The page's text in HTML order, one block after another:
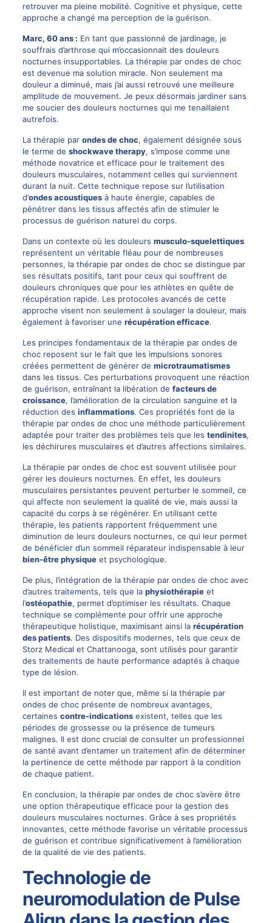
retrouver ma pleine mobilité. Cognitive et physique, cette
approche a changé ma perception de la guérison.
Marc, 60 ans : En tant que passionné de jardinage, je
souffrais d’arthrose qui m’occasionnait des douleurs
nocturnes insupportables. La thérapie par ondes de choc
est devenue ma solution miracle. Non seulement ma
douleur a diminué, mais j’ai aussi retrouvé une meilleure
amplitude de mouvement. Je peux désormais jardiner sans
me soucier des douleurs nocturnes qui me tenaillaient
autrefois.
La thérapie par ondes de choc, également désignée sous
le terme de shockwave therapy, s’impose comme une
méthode novatrice et efficace pour le traitement des
douleurs musculaires, notamment celles qui surviennent
durant la nuit. Cette technique repose sur l’utilisation
d’ondes acoustiquesà haute énergie, capables de
pénétrer dans les tissus affectés afin de stimuler le
processus de guérison naturel du corps.
Dans un contexte où les douleurs musculo-squelettiques
représentent un véritable fléau pour de nombreuses
personnes, la thérapie par ondes de choc se distingue par
ses résultats positifs, tant pour ceux qui souffrent de
douleurs chroniques que pour les athlètes en quête de
récupération rapide. Les protocoles avancés de cette
approche visent non seulement à soulager la douleur, mais
également à favoriser une récupération efficace.
Les principes fondamentaux de la thérapie par ondes de
choc reposent sur le fait que les impulsions sonores
créées permettent de générer de microtraumatismes
dans les tissus. Ces perturbations provoquent une réaction
de guérison, entraînant la libération de facteurs de
croissance, l’amélioration de la circulation sanguine et la
réduction des inflammations. Ces propriétés font de la
thérapie par ondes de choc une méthode particulièrement
adaptée pour traiter des problèmes tels que les tendinites,
les déchirures musculaires et d’autres affections similaires.
La thérapie par ondes de choc est souvent utilisée pour
gérer les douleurs nocturnes. En effet, les douleurs
musculaires persistantes peuvent perturber le sommeil, ce
qui affecte non seulement la qualité de vie, mais aussi la
capacité du corps à se régénérer. En utilisant cette
thérapie, les patients rapportent fréquemment une
diminution de leurs douleurs nocturnes, ce qui leur permet
de bénéficier d’un sommeil réparateur indispensable à leur
bien-être physiqueet psychologique.
De plus, l’intégration de la thérapie par ondes de choc avec
d’autres traitements, tels que la physiothérapieet
l’ostéopathie, permet d’optimiser les résultats. Chaque
technique se complémente pour offrir une approche
thérapeutique holistique, maximisant ainsi la récupération
des patients. Des dispositifs modernes, tels que ceux de
Storz Medical et Chattanooga, sont utilisés pour garantir
des traitements de haute performance adaptés à chaque
type de lésion.
Il est important de noter que, même si la thérapie par
ondes de choc présente de nombreux avantages,
certaines contre-indicationsexistent, telles que les
périodes de grossesse ou la présence de tumeurs
malignes. Il est donc crucial de consulter un professionnel
de santé avant d’entamer un traitement afin de déterminer
la pertinence de cette méthode par rapport à la condition
de chaque patient.
En conclusion, la thérapie par ondes de choc s’avère être
une option thérapeutique efficace pour la gestion des
douleurs musculaires nocturnes. Grâce à ses propriétés
innovantes, cette méthode favorise un véritable processus
de guérison et contribue significativement à l’amélioration
de la qualité de vie des patients.
Technologie de
neuromodulation de Pulse